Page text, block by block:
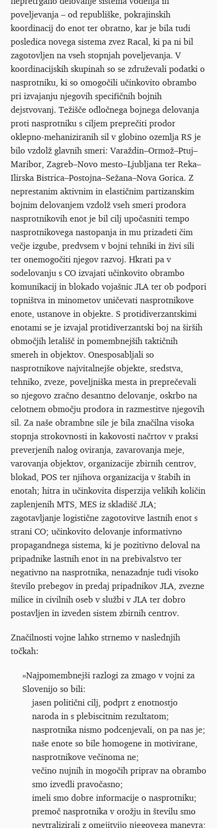
poveljevanja – od republiške, pokrajinskih
koordinacij do enot ter obratno, kar je bila tudi
posledica novega sistema zvez Racal, ki pa ni bil
zagotovljen na vseh stopnjah poveljevanja. V
koordinacijskih skupinah so se združevali podatki o
nasprotniku, ki so omogočili učinkovito obrambo
pri izvajanju njegovih specifičnih bojnih
dejstvovanj. Težišče odločnega bojnega delovanja
proti nasprotniku s ciljem preprečiti prodor
oklepno-mehaniziranih sil v globino ozemlja RS je
bilo vzdolž glavnih smeri: Varaždin–Ormož–Ptuj–
Maribor, Zagreb–Novo mesto–Ljubljana ter Reka–
Ilirska Bistrica–Postojna–Sežana–Nova Gorica. Z
neprestanim aktivnim in elastičnim partizanskim
bojnim delovanjem vzdolž vseh smeri prodora
nasprotnikovih enot je bil cilj upočasniti tempo
nasprotnikovega nastopanja in mu prizadeti čim
večje izgube, predvsem v bojni tehniki in živi sili
ter onemogočiti njegov razvoj. Hkrati pa v
sodelovanju s CO izvajati učinkovito obrambo
komunikacij in blokado vojašnic JLA ter ob podpori
topništva in minometov uničevati nasprotnikove
enote, ustanove in objekte. S protidiverzantskimi
enotami se je izvajal protidiverzantski boj na širših
območjih letališč in pomembnejših taktičnih
smereh in objektov. Onesposabljali so
nasprotnikove najvitalnejše objekte, sredstva,
tehniko, zveze, poveljniška mesta in preprečevali
so njegovo zračno desantno delovanje, oskrbo na
celotnem območju prodora in razmestitve njegovih
sil. Za naše obrambne sile je bila značilna visoka
stopnja strokovnosti in kakovosti načrtov v praksi
preverjenih nalog oviranja, zavarovanja meje,
varovanja objektov, organizacije zbirnih centrov,
blokad, POS ter njihova organizacija v štabih in
enotah; hitra in učinkovita disperzija velikih količin
zaplenjenih MTS, MES iz skladišč JLA;
zagotavljanje logistične zagotovitve lastnih enot s
strani CO; učinkovito delovanje informativno
propagandnega sistema, ki je pozitivno deloval na
pripadnike lastnih enot in na prebivalstvo ter
negativno na nasprotnika, nenazadnje tudi visoko
število prebegov in predaj pripadnikov JLA, zvezne
milice in civilnih oseb v službi v JLA ter dobro
postavljen in izveden sistem zbirnih centrov.
Značilnosti vojne lahko strnemo v naslednjih
točkah:
»Najpomembnejši razlogi za zmago v vojni za
Slovenijo so bili:
jasen politični cilj, podprt z enotnostjo
naroda in s plebiscitnim rezultatom;
nasprotnika nismo podcenjevali, on pa nas je;
naše enote so bile homogene in motivirane,
nasprotnikove večinoma ne;
večino nujnih in mogočih priprav na obrambo
smo izvedli pravočasno;
imeli smo dobre informacije o nasprotniku;
premoč nasprotnika v orožju in številu smo
nevtralizirali z omejitvijo njegovega manevra;